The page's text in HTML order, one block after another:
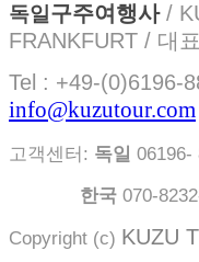
독일 구주여행사/
FRANKFURT / 대
Tel : +49-(0)6196-
info@kuzutour.com
고객센터: 독일
한국 070-
Copyright (c) KUZU